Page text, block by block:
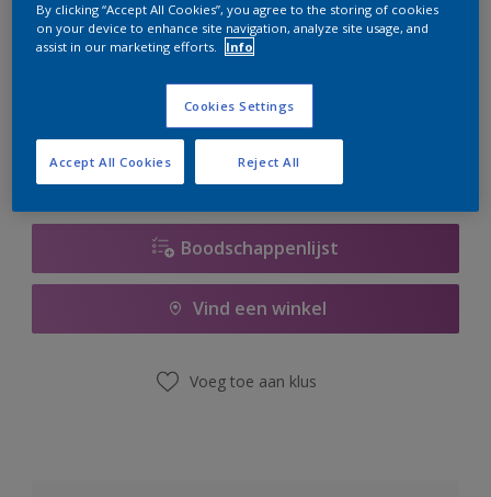
Op dit moment is het niet mogelijk dit product online
te bestellen. Houd de website in de gaten, we werken
er hard aan om de voorraad aan te vullen.
Boodschappenlijst
Vind een winkel
Voeg toe aan klus
By clicking “Accept All Cookies”, you agree to the storing of cookies
on your device to enhance site navigation, analyze site usage, and
assist in our marketing efforts.
Info
Cookies Settings
Reject All
Accept All Cookies